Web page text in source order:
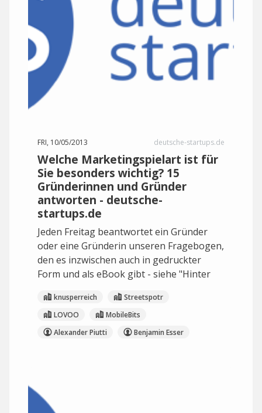
FRI, 10/05/2013 deutsche-startups.de
Welche Marketingspielart ist für
Sie besonders wichtig? 15
Gründerinnen und Gründer
antworten - deutsche-
startups.de
Jeden Freitag beantwortet ein Gründer
oder eine Gründerin unseren Fragebogen,
den es inzwischen auch in gedruckter
Form und als eBook gibt - siehe "Hinter
knusperreich
Streetspotr
LOVOO
MobileBits
Alexander Piutti
Benjamin Esser